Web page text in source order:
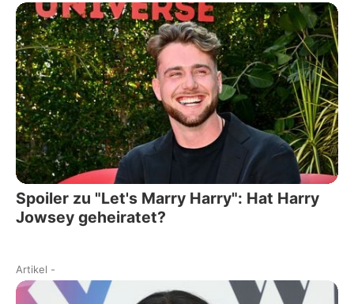
Spoiler zu "Let's Marry Harry": Hat Harry
Jowsey geheiratet?
Artikel -